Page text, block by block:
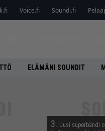
Voice.fi Soundi.fi
ELÄMÄNI SOUNDIT
3. Uusi superbändi